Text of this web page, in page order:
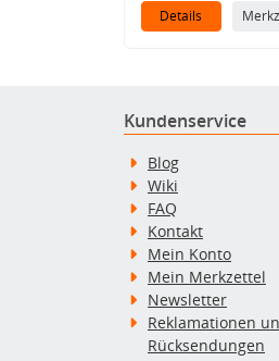
Details
Kundenservice
Blog
Wiki
FAQ
Kontakt
Mein Konto
Mein Merkzettel
Newsletter
Reklamationen
Rücksendungen